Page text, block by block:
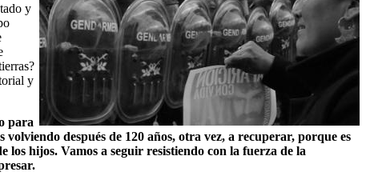
y
y
para
después de 120 años, otra vez, a recuperar, porque es
los hijos. Vamos a seguir resistiendo con la fuerza de la